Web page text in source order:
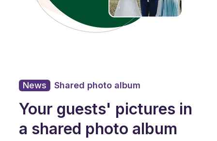
News Shared photo album
Your guests' pictures in
a shared photo album